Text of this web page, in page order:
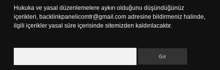
Hukuka ve yasal düzenlemelere aykırı olduğunu düşündüğünüz
içerikleri, backlinkpanelicomtr@gmail.com adresine bildirmeniz halinde,
ilgili içerikler yasal süre içerisinde sitemizden kaldırılacaktır.